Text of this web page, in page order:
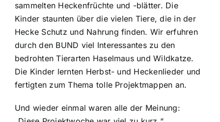
sammelten Heckenfrüchte und -blätter. Die
Kinder staunten über die vielen Tiere, die in der
Hecke Schutz und Nahrung finden. Wir erfuhren
durch den BUND viel Interessantes zu den
bedrohten Tierarten Haselmaus und Wildkatze.
Die Kinder lernten Herbst- und Heckenlieder und
fertigten zum Thema tolle Projektmappen an.
Und wieder einmal waren alle der Meinung: